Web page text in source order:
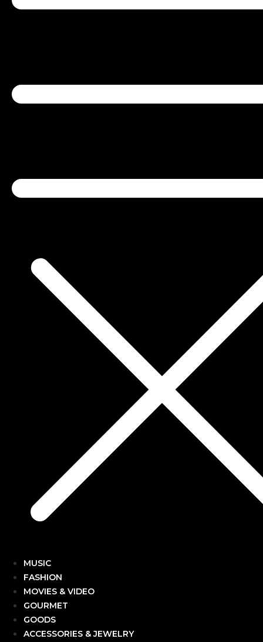
MUSIC
FASHION
MOVIES & VIDEO
GOURMET
GOODS
ACCESSORIES & JEWELRY